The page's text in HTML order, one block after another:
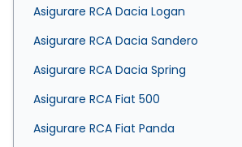
Asigurare RCA Dacia Logan
Asigurare RCA Dacia Sandero
Asigurare RCA Dacia Spring
Asigurare RCA Fiat 500
Asigurare RCA Fiat Panda